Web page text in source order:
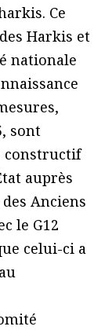
Ce
Harkis et
nationale
sont
constructif
auprès
Anciens
le G12
celui-ci a